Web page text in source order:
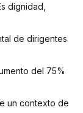
dignidad,
de dirigentes
del 75%
un contexto de